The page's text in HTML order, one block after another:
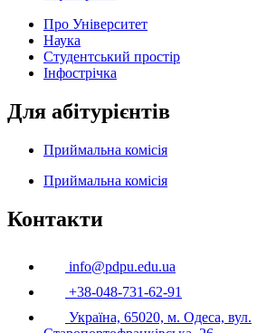
Про Університет
Наука
Студентський простір
Інфострічка
Для абітурієнтів
Приймальна комісія
Приймальна комісія
Контакти
info@pdpu.edu.ua
+38-048-731-62-91
Україна, 65020, м. Одеса, вул.